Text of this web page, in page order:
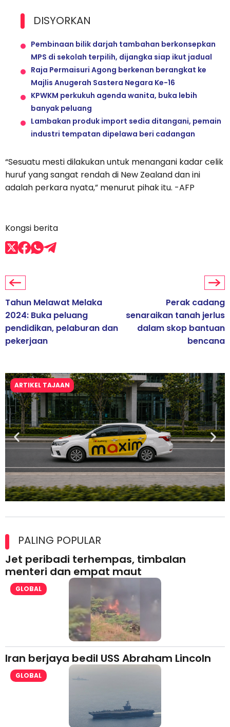
DISYORKAN
Pembinaan bilik darjah tambahan berkonsepkan
MPS di sekolah terpilih, dijangka siap ikut jadual
Raja Permaisuri Agong berkenan berangkat ke
Majlis Anugerah Sastera Negara Ke-16
KPWKM perkukuh agenda wanita, buka lebih
banyak peluang
Lambakan produk import sedia ditangani, pemain
industri tempatan dipelawa beri cadangan
“Sesuatu mesti dilakukan untuk menangani kadar celik
huruf yang sangat rendah di New Zealand dan ini
adalah perkara nyata,” menurut pihak itu. -AFP
Kongsi berita
Tahun Melawat Melaka
2024: Buka peluang
pendidikan, pelaburan dan
pekerjaan
Perak cadang
senaraikan tanah jerlus
dalam skop bantuan
bencana
ARTIKEL TAJAAN
lesen separuh pertama 2026
PALING POPULAR
Jet peribadi terhempas, timbalan
menteri dan empat maut
GLOBAL
Iran berjaya bedil USS Abraham Lincoln
GLOBAL